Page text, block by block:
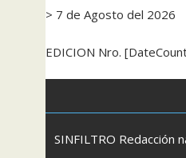
> 7 de Agosto del 2026
EDICION Nro.
SINFILTRO